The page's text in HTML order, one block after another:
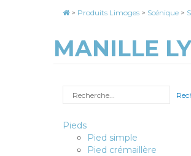
> Produits Limoges > Scénique >
MANILLE
Rechercher
Pieds
Pied simple
Pied crémaillère